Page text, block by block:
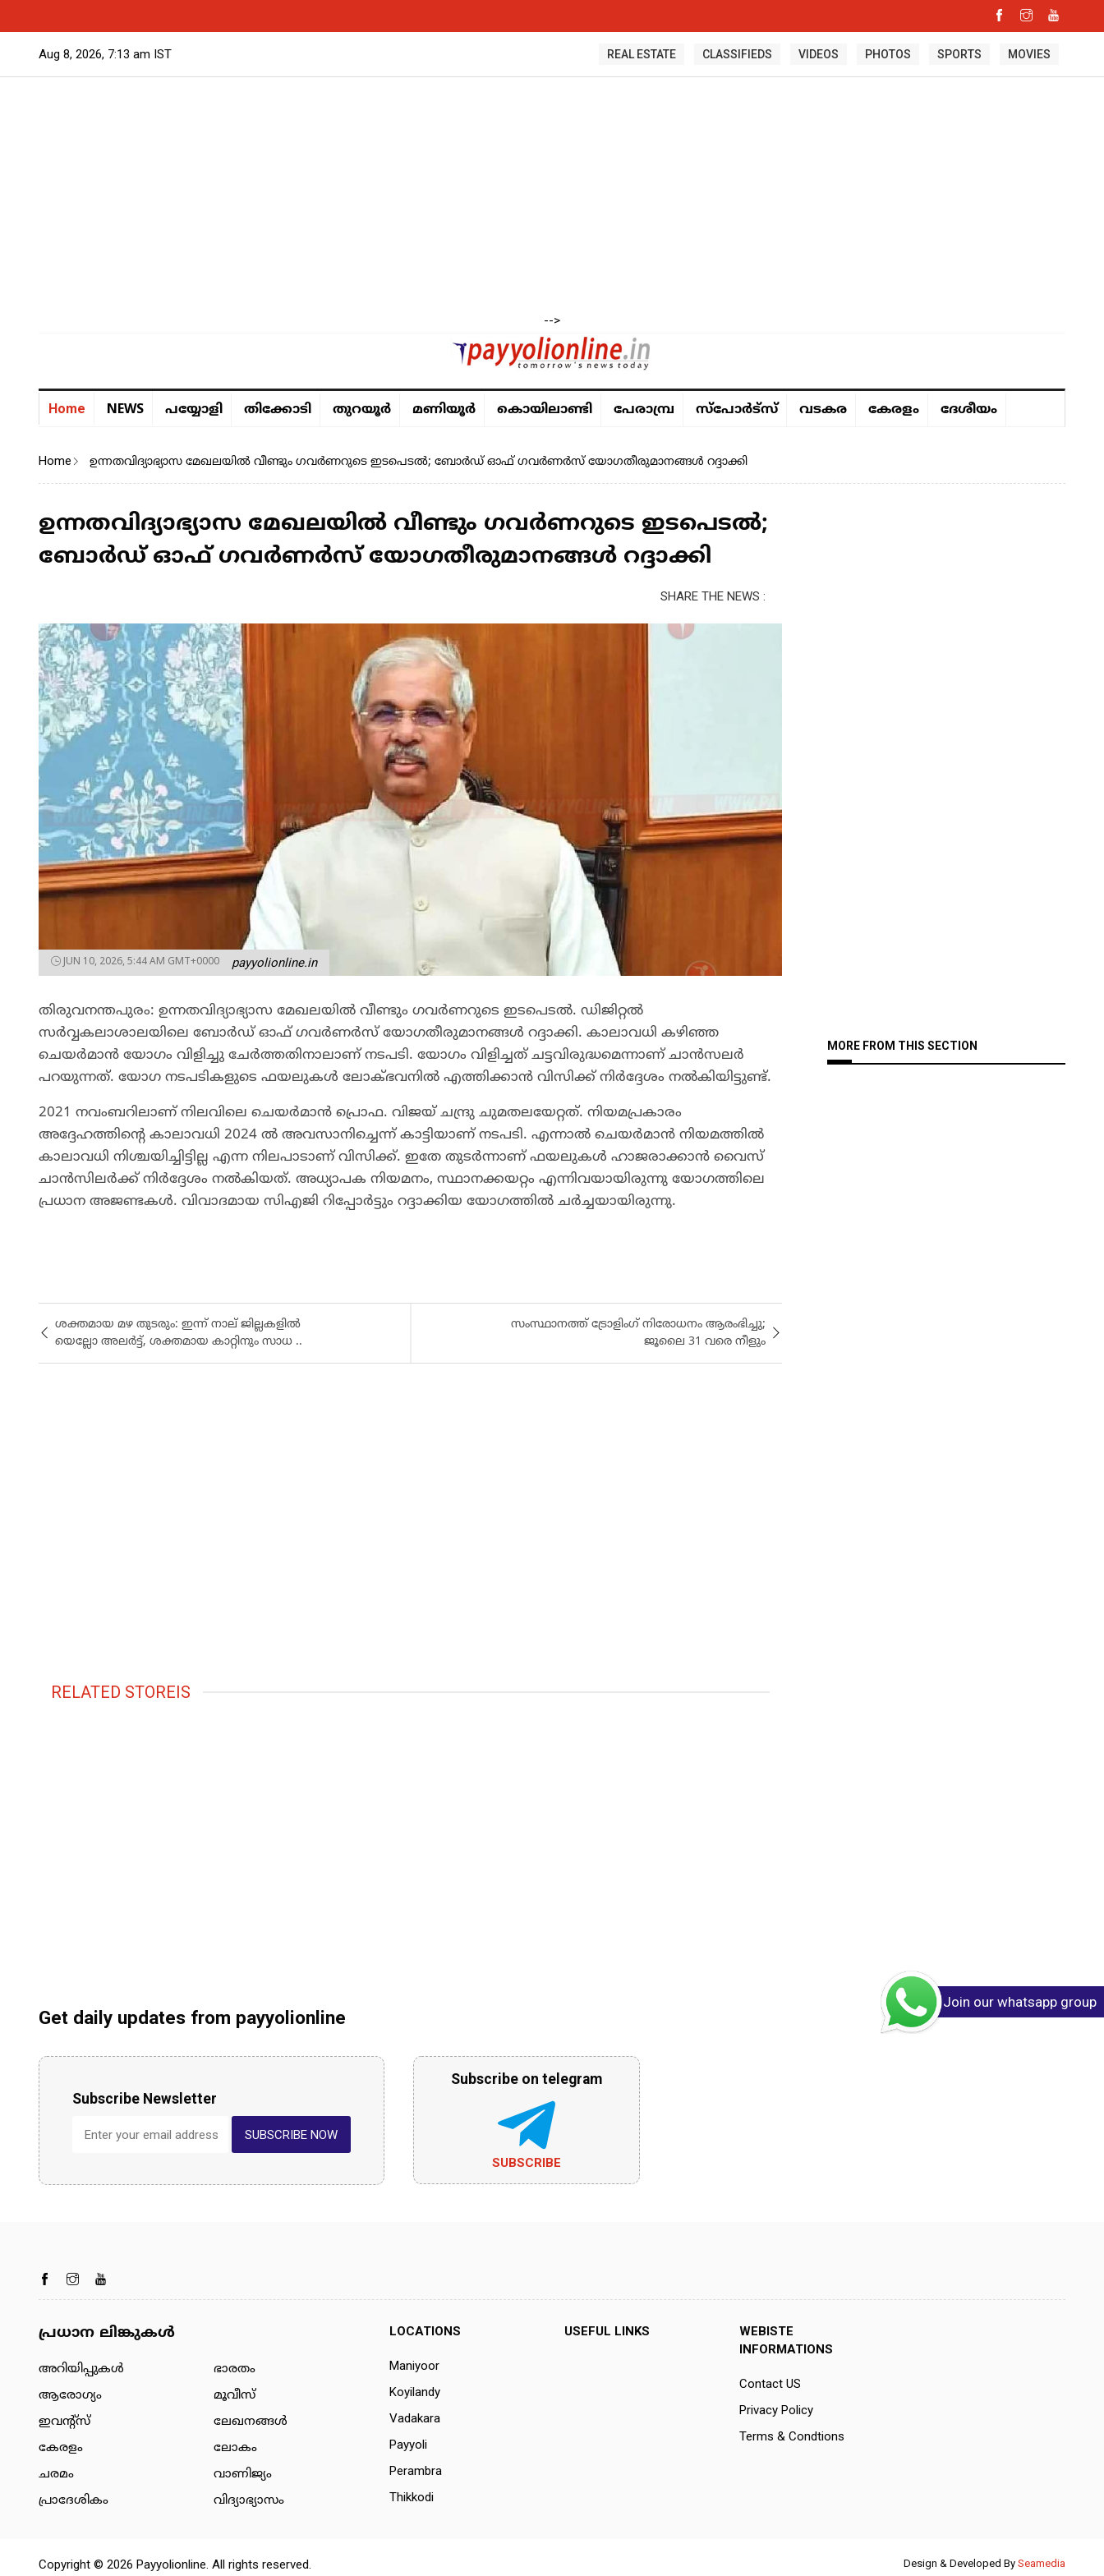
Aug 8, 2026, 7:13 am IST REAL ESTATE CLASSIFIEDS VIDEOS PHOTOS SPORTS MOVIES
-->
Home NEWS പയ്യോളി തിക്കോടി തുറയൂര്‍ മണിയൂര്‍ കൊയിലാണ്ടി പേരാമ്പ്ര സ്പോർട്സ് വടകര കേരളം ദേശീയം
Home ഉന്നതവിദ്യാഭ്യാസ മേഖലയിൽ വീണ്ടും ഗവർണറുടെ ഇടപെടൽ; ബോർഡ് ഓഫ് ഗവർണർസ് യോഗതീരുമാനങ്ങൾ റദ്ദാക്കി
ഉന്നതവിദ്യാഭ്യാസ മേഖലയിൽ വീണ്ടും ഗവർണറുടെ ഇടപെടൽ;
ബോർഡ് ഓഫ് ഗവർണർസ് യോഗതീരുമാനങ്ങൾ റദ്ദാക്കി
SHARE THE NEWS :
JUN 10, 2026, 5:44 AM GMT+0000 payyolionline.in
തിരുവനന്തപുരം: ഉന്നതവിദ്യാഭ്യാസ മേഖലയിൽ വീണ്ടും ഗവർണറുടെ ഇടപെടൽ. ഡിജിറ്റൽ
സർവ്വകലാശാലയിലെ ബോർഡ് ഓഫ് ഗവർണർസ് യോഗതീരുമാനങ്ങൾ റദ്ദാക്കി. കാലാവധി കഴിഞ്ഞ
ചെയർമാൻ യോഗം വിളിച്ചു ചേർത്തതിനാലാണ് നടപടി. യോഗം വിളിച്ചത് ചട്ടവിരുദ്ധമെന്നാണ് ചാൻസലർ
പറയുന്നത്. യോഗ നടപടികളുടെ ഫയലുകൾ ലോക്ഭവനിൽ എത്തിക്കാൻ വിസിക്ക് നിർദ്ദേശം നൽകിയിട്ടുണ്ട്.
2021 നവംബറിലാണ് നിലവിലെ ചെയർമാൻ പ്രൊഫ. വിജയ് ചന്ദ്രു ചുമതലയേറ്റത്. നിയമപ്രകാരം
അദ്ദേഹത്തിന്റെ കാലാവധി 2024 ൽ അവസാനിച്ചെന്ന് കാട്ടിയാണ് നടപടി. എന്നാൽ ചെയർമാൻ നിയമത്തിൽ
കാലാവധി നിശ്ചയിച്ചിട്ടില്ല എന്ന നിലപാടാണ് വിസിക്ക്. ഇതേ തുടർന്നാണ് ഫയലുകൾ ഹാജരാക്കാൻ വൈസ്
ചാൻസിലർക്ക് നിർദ്ദേശം നൽകിയത്. അധ്യാപക നിയമനം, സ്ഥാനക്കയറ്റം എന്നിവയായിരുന്നു യോഗത്തിലെ
പ്രധാന അജണ്ടകൾ. വിവാദമായ സിഎജി റിപ്പോർട്ടും റദ്ദാക്കിയ യോഗത്തിൽ ചർച്ചയായിരുന്നു.
ശക്തമായ മഴ തുടരും: ഇന്ന് നാല് ജില്ലകളിൽ
യെല്ലോ അലർട്ട്, ശക്തമായ കാറ്റിനും സാധ ..
സംസ്ഥാനത്ത് ട്രോളിംഗ് നിരോധനം ആരംഭിച്ചു;
ജൂലൈ 31 വരെ നീളും
RELATED STOREIS
Get daily updates from payyolionline
Subscribe Newsletter
SUBSCRIBE NOW
Subscribe on telegram
SUBSCRIBE
MORE FROM THIS SECTION
Join our whatsapp group
പ്രധാന ലിങ്കുകൾ
അറിയിപ്പുകള്‍
ആരോഗ്യം
ഇവന്റ്സ്
കേരളം
ചരമം
പ്രാദേശികം
ഭാരതം
മൂവീസ്
ലേഖനങ്ങള്‍
ലോകം
വാണിജ്യം
വിദ്യാഭ്യാസം
LOCATIONS
Maniyoor
Koyilandy
Vadakara
Payyoli
Perambra
Thikkodi
USEFUL LINKS
WEBISTE
INFORMATIONS
Contact US
Privacy Policy
Terms & Condtions
Copyright © 2026 Payyolionline. All rights reserved. Design & Developed By Seamedia